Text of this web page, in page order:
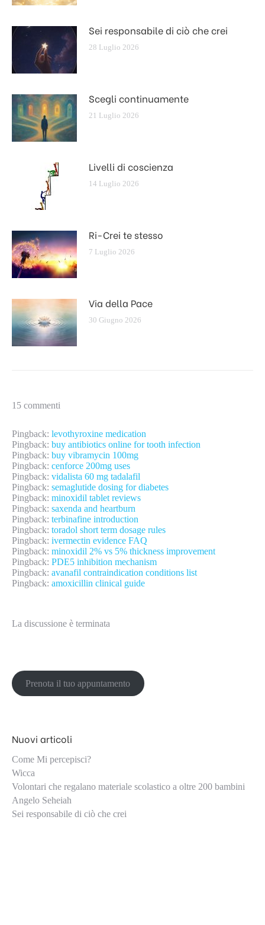
Sei responsabile di ciò che crei
28 Luglio 2026
Scegli continuamente
21 Luglio 2026
Livelli di coscienza
14 Luglio 2026
Ri-Crei te stesso
7 Luglio 2026
Via della Pace
30 Giugno 2026
15 commenti
Pingback: levothyroxine medication
Pingback: buy antibiotics online for tooth infection
Pingback: buy vibramycin 100mg
Pingback: cenforce 200mg uses
Pingback: vidalista 60 mg tadalafil
Pingback: semaglutide dosing for diabetes
Pingback: minoxidil tablet reviews
Pingback: saxenda and heartburn
Pingback: terbinafine introduction
Pingback: toradol short term dosage rules
Pingback: ivermectin evidence FAQ
Pingback: minoxidil 2% vs 5% thickness improvement
Pingback: PDE5 inhibition mechanism
Pingback: avanafil contraindication conditions list
Pingback: amoxicillin clinical guide
La discussione è terminata
Prenota il tuo appuntamento
Nuovi articoli
Come Mi percepisci?
Wicca
Volontari che regalano materiale scolastico a oltre 200 bambini
Angelo Seheiah
Sei responsabile di ciò che crei